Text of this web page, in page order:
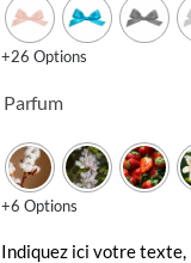
+26 Options
Parfum
+6 Options
Indiquez ici votre texte,